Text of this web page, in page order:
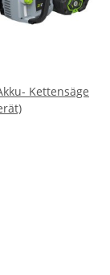
Kettensäge